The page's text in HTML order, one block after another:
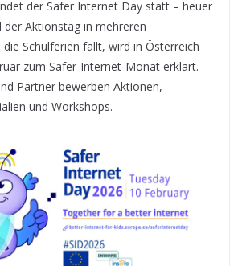
der Safer Internet Day statt – heuer
der Aktionstag in mehreren
die Schulferien fällt, wird in Österreich
zum Safer-Internet-Monat erklärt.
Partner bewerben Aktionen,
und Workshops.